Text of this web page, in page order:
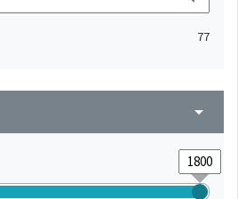
77
arrow_drop_down